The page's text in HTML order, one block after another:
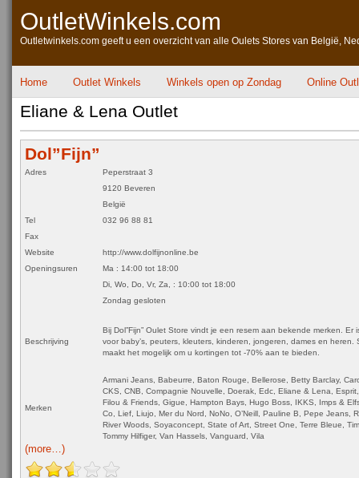
OutletWinkels.com
Outletwinkels.com geeft u een overzicht van alle Oulets Stores van België,
Home Outlet Winkels Winkels open op Zondag Online
Eliane & Lena Outlet
Dol”Fijn”
Adres
Peperstraat 3
9120 Beveren
België
Tel
032 96 88 81
Fax
Website
http://www.dolfijnonline.be
Openingsuren
Ma : 14:00 tot 18:00
Di, Wo, Do, Vr, Za, : 10:00 tot 18:00
Zondag gesloten
Beschrijving
Bij Dol”Fijn” Oulet Store vindt je een resem aan bekende merken. Er
voor baby’s, peuters, kleuters, kinderen, jongeren, dames en heren.
maakt het mogelijk om u kortingen tot -70% aan te bieden.
Merken
Armani Jeans, Babeurre, Baton Rouge, Bellerose, Betty Barclay,
CKS, CNB, Compagnie Nouvelle, Doerak, Edc, Eliane & Lena,
Filou & Friends, Gigue, Hampton Bays, Hugo Boss, IKKS, Imps &
Co, Lief, Liujo, Mer du Nord, NoNo, O’Neill, Pauline B, Pepe Jeans,
River Woods, Soyaconcept, State of Art, Street One, Terre Bleue,
Tommy Hilfiger, Van Hassels, Vanguard, Vila
(more…)